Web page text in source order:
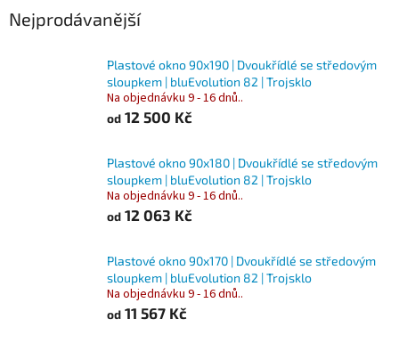
Nejprodávanější
Plastové okno 90x190 | Dvoukřídlé se středovým
sloupkem | bluEvolution 82 | Trojsklo
Na objednávku 9 - 16 dnů..
od 12 500 Kč
Plastové okno 90x180 | Dvoukřídlé se středovým
sloupkem | bluEvolution 82 | Trojsklo
Na objednávku 9 - 16 dnů..
od 12 063 Kč
Plastové okno 90x170 | Dvoukřídlé se středovým
sloupkem | bluEvolution 82 | Trojsklo
Na objednávku 9 - 16 dnů..
od 11 567 Kč